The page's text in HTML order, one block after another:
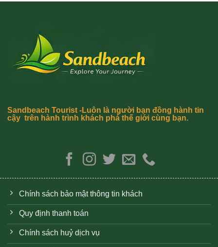
Sandbeach Tourist -Luôn là người bạn đồng hành tin
cậy trên hành trình khách phá thế giới cùng bạn.
Chính sách bảo mật thông tin khách
Quy định thanh toán
Chính sách huỷ dịch vụ